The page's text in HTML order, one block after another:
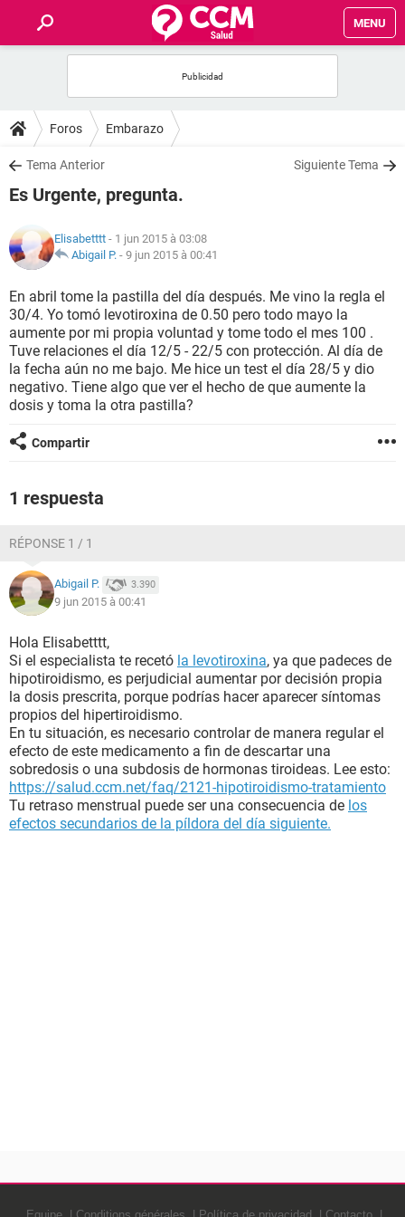
MENU
FORUMS
SALUD
FAMILIA
NUTRICIÓN
BIENESTAR
SEXUALIDAD
GLOSARIO
Foros Embarazo
Tema Anterior Siguiente Tema
Es Urgente, pregunta.
Elisabetttt - 1 jun 2015 à 03:08
Abigail P. - 9 jun 2015 à 00:41
En abril tome la pastilla del día después. Me vino la regla el
30/4. Yo tomó levotiroxina de 0.50 pero todo mayo la
aumente por mi propia voluntad y tome todo el mes 100 .
Tuve relaciones el día 12/5 - 22/5 con protección. Al día de
la fecha aún no me bajo. Me hice un test el día 28/5 y dio
negativo. Tiene algo que ver el hecho de que aumente la
dosis y toma la otra pastilla?
Compartir
1 respuesta
RÉPONSE 1 / 1
Abigail P. 3.390
9 jun 2015 à 00:41
Hola Elisabetttt,
Si el especialista te recetó la levotiroxina, ya que padeces de
hipotiroidismo, es perjudicial aumentar por decisión propia
la dosis prescrita, porque podrías hacer aparecer síntomas
propios del hipertiroidismo.
En tu situación, es necesario controlar de manera regular el
efecto de este medicamento a fin de descartar una
sobredosis o una subdosis de hormonas tiroideas. Lee esto:
https://salud.ccm.net/faq/2121-hipotiroidismo-tratamiento
Tu retraso menstrual puede ser una consecuencia de los
efectos secundarios de la píldora del día siguiente.